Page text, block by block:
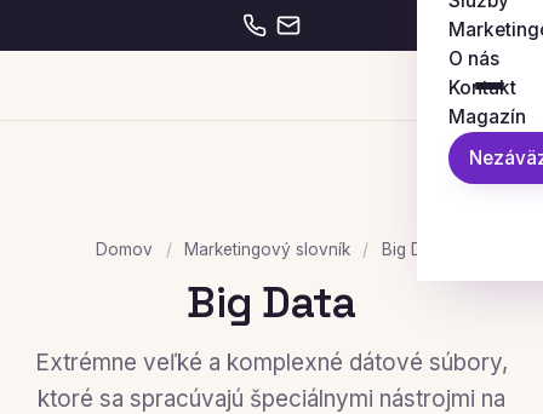
O nás
Kontakt
Magazín
Domov / Marketingový slovník / Big Data
Big Data
Extrémne veľké a komplexné dátové súbory,
ktoré sa spracúvajú špeciálnymi nástrojmi na